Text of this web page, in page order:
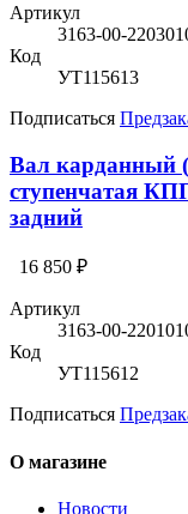
Артикул
3163-00-
Код
УТ115613
Подписаться
Вал карданный
ступенчатая
задний
16 850 ₽
Артикул
3163-00-
Код
УТ115612
Подписаться
О магазине
Новости